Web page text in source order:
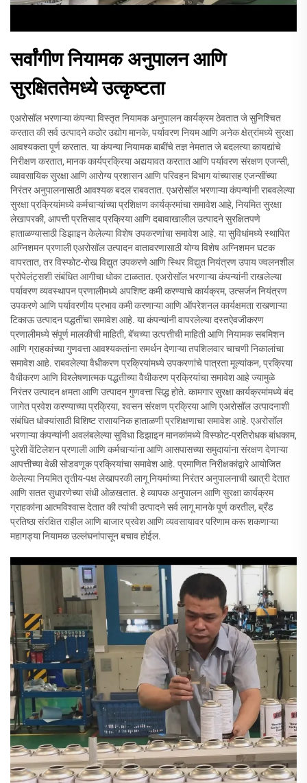
सर्वांगीण नियामक अनुपालन आणि
सुरक्षिततेमध्ये उत्कृष्टता
एअरोसॉल भरणाऱ्या कंपन्या विस्तृत नियामक अनुपालन कार्यक्रम ठेवतात जे सुनिश्चित
करतात की सर्व उत्पादने कठोर उद्योग मानके, पर्यावरण नियम आणि अनेक क्षेत्रांमध्ये सुरक्षा
आवश्यकता पूर्ण करतात. या कंपन्या नियामक बाबींचे तज्ञ नेमतात जे बदलत्या कायद्यांचे
निरीक्षण करतात, मानक कार्यप्रक्रिया अद्ययावत करतात आणि पर्यावरण संरक्षण एजन्सी,
व्यावसायिक सुरक्षा आणि आरोग्य प्रशासन आणि परिवहन विभाग यांच्यासह एजन्सींच्या
निरंतर अनुपालनासाठी आवश्यक बदल राबवतात. एअरोसॉल भरणाऱ्या कंपन्यांनी राबवलेल्या
सुरक्षा प्रक्रियांमध्ये कर्मचाऱ्यांच्या प्रशिक्षण कार्यक्रमांचा समावेश आहे, नियमित सुरक्षा
लेखापरकी, आपत्ती प्रतिसाद प्रक्रिया आणि दबावाखालील उत्पादने सुरक्षितपणे
हाताळण्यासाठी डिझाइन केलेल्या विशेष उपकरणांचा समावेश आहे. या सुविधांमध्ये स्थापित
अग्निशमन प्रणाली एअरोसॉल उत्पादन वातावरणासाठी योग्य विशेष अग्निशमन घटक
वापरतात, तर विस्फोट-रोख विद्युत उपकरणे आणि स्थिर विद्युत नियंत्रण उपाय ज्वलनशील
प्रोपेलंट्सशी संबंधित आगीचा धोका टाळतात. एअरोसॉल भरणाऱ्या कंपन्यांनी राखलेल्या
पर्यावरण व्यवस्थापन प्रणालीमध्ये अपशिष्ट कमी करण्याचे कार्यक्रम, उत्सर्जन नियंत्रण
उपकरणे आणि पर्यावरणीय प्रभाव कमी करणाऱ्या आणि ऑपरेशनल कार्यक्षमता राखणाऱ्या
टिकाऊ उत्पादन पद्धतींचा समावेश आहे. या कंपन्यांनी वापरलेल्या दस्तऐवजीकरण
प्रणालीमध्ये संपूर्ण मालकीची माहिती, बॅचच्या उत्पत्तीची माहिती आणि नियामक सबमिशन
आणि ग्राहकांच्या गुणवत्ता आवश्यकतांना समर्थन देणाऱ्या तपशिलवार चाचणी निकालांचा
समावेश आहे. राबवलेल्या वैधीकरण प्रक्रियांमध्ये उपकरणांचे पात्रता मूल्यांकन, प्रक्रिया
वैधीकरण आणि विश्लेषणात्मक पद्धतीच्या वैधीकरण प्रक्रियांचा समावेश आहे ज्यामुळे
निरंतर उत्पादन क्षमता आणि उत्पादन गुणवत्ता सिद्ध होते. कामगार सुरक्षा कार्यक्रमांमध्ये बंद
जागेत प्रवेश करण्याच्या प्रक्रिया, श्वसन संरक्षण प्रक्रिया आणि एअरोसॉल उत्पादनाशी
संबंधित धोक्यांसाठी विशिष्ट रासायनिक हाताळणी प्रशिक्षणाचा समावेश आहे. एअरोसॉल
भरणाऱ्या कंपन्यांनी अवलंबलेल्या सुविधा डिझाइन मानकांमध्ये विस्फोट-प्रतिरोधक बांधकाम,
पुरेशी वेंटिलेशन प्रणाली आणि कर्मचाऱ्यांना आणि आसपासच्या समुदायांना संरक्षण देणाऱ्या
आपत्तीच्या वेळी सोडवणूक प्रक्रियांचा समावेश आहे. प्रमाणित निरीक्षकांद्वारे आयोजित
केलेल्या नियमित तृतीय-पक्ष लेखापरकी लागू नियमांच्या निरंतर अनुपालनाची खात्री देतात
आणि सतत सुधारणेच्या संधी ओळखतात. हे व्यापक अनुपालन आणि सुरक्षा कार्यक्रम
ग्राहकांना आत्मविश्वास देतात की त्यांची उत्पादने सर्व लागू मानके पूर्ण करतील, ब्रँड
प्रतिष्ठा संरक्षित राहील आणि बाजार प्रवेश आणि व्यवसायावर परिणाम करू शकणाऱ्या
महागड्या नियामक उल्लंघनांपासून बचाव होईल.